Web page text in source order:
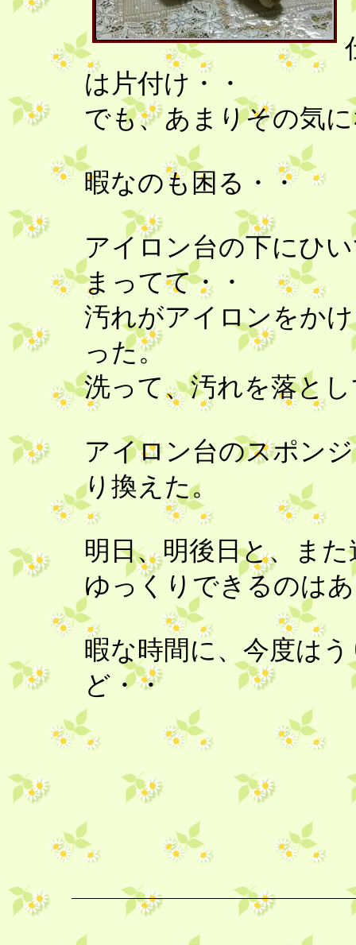
は片付け・・
でも、あまりその気
暇なのも困る・・
アイロン台の下にひ
まってて・・
汚れがアイロンをか
った。
洗って、汚れを落と
アイロン台のスポン
り換えた。
明日、明後日と、ま
ゆっくりできるのは
暇な時間に、今度は
ど・・